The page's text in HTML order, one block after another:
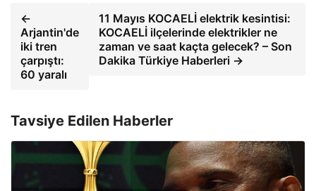
←
Arjantin'de
iki tren
çarpıştı:
60 yaralı
11 Mayıs KOCAELİ elektrik kesintisi:
KOCAELİ ilçelerinde elektrikler ne
zaman ve saat kaçta gelecek? – Son
Dakika Türkiye Haberleri →
Tavsiye Edilen Haberler